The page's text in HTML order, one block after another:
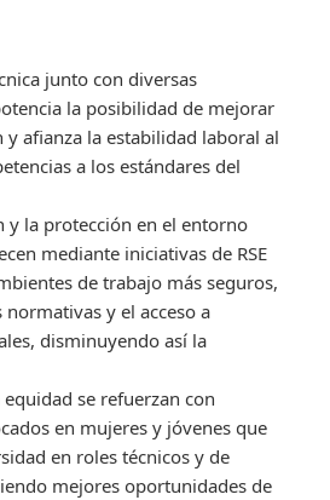
junto con diversas
la posibilidad de mejorar
y afianza la estabilidad laboral al
a los estándares del
y la protección en el entorno
mediante iniciativas de RSE
de trabajo más seguros,
normativas y el acceso a
disminuyendo así la
se refuerzan con
en mujeres y jóvenes que
en roles técnicos y de
mejores oportunidades de